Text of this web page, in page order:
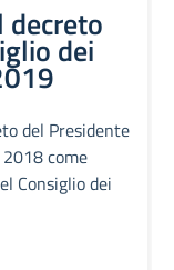
dei
del Presidente
come
Consiglio dei